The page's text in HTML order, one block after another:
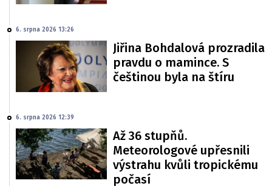
6. srpna 2026 13:26
Jiřina Bohdalová prozradila
pravdu o mamince. S
češtinou byla na štíru
6. srpna 2026 12:39
Až 36 stupňů.
Meteorologové upřesnili
výstrahu kvůli tropickému
počasí